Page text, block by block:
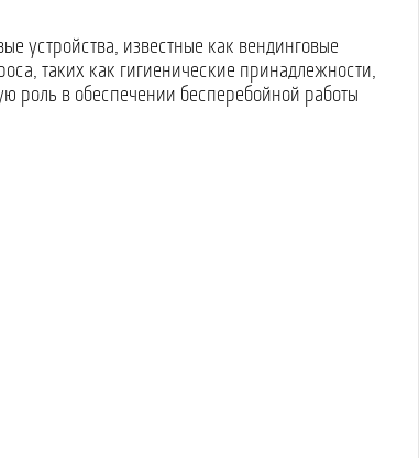
устройства, известные как вендинговые
таких как гигиенические принадлежности,
роль в обеспечении бесперебойной работы